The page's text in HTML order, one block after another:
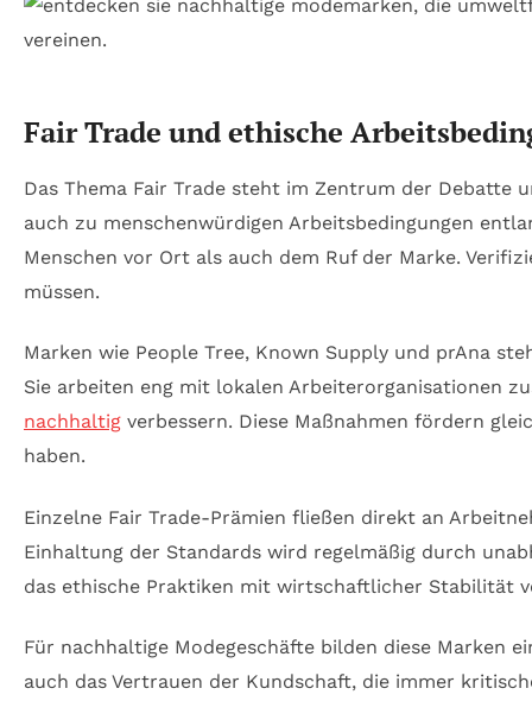
Fair Trade und ethische
Das Thema Fair Trade steht im Zentrum der Debatte
auch zu menschenwürdigen Arbeitsbedingungen
Menschen vor Ort als auch dem Ruf der Marke.
müssen.
Marken wie People Tree, Known Supply und prAna
Sie arbeiten eng mit lokalen Arbeiterorganisationen
nachhaltig verbessern. Diese Maßnahmen fördern
haben.
Einzelne Fair Trade-Prämien fließen direkt an
Einhaltung der Standards wird regelmäßig durch
das ethische Praktiken mit wirtschaftlicher Stabilität
Für nachhaltige Modegeschäfte bilden diese Marken
auch das Vertrauen der Kundschaft, die immer